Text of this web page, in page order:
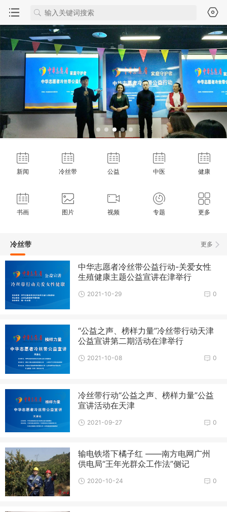
新闻 冷丝带 公益 中医 健康
书画 图片 视频 专题 更多
更多
冷丝带
中华志愿者冷丝带公益行动-关爱女性
生殖健康主题公益宣讲在津举行
0
2021-10-29
“公益之声、榜样力量”冷丝带行动天津
公益宣讲第二期活动在津举行
0
2021-10-08
冷丝带行动“公益之声、榜样力量”公益
宣讲活动在天津
0
2021-09-27
输电铁塔下橘子红 ——南方电网广州
供电局“王年光群众工作法”侧记
0
2020-10-24